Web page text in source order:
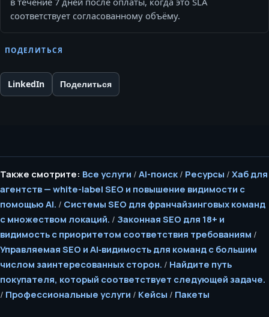
соответствует согласованному объёму.
ПОДЕЛИТЬСЯ
LinkedIn Поделиться
Также смотрите: Все услуги / AI-поиск / Ресурсы / Хаб для
агентств — white-label SEO и повышение видимости с
помощью AI. / Системы SEO для франчайзинговых команд
с множеством локаций. / Законная SEO для 18+ и
видимость с приоритетом соответствия требованиям /
Управляемая SEO и AI‑видимость для команд с большим
числом заинтересованных сторон. / Найдите путь
покупателя, который соответствует следующей задаче.
/ Профессиональные услуги / Кейсы / Пакеты